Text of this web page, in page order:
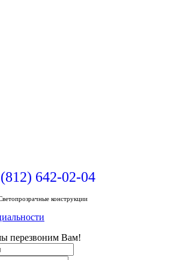
642-02-04
конструкции
перезвоним Вам!